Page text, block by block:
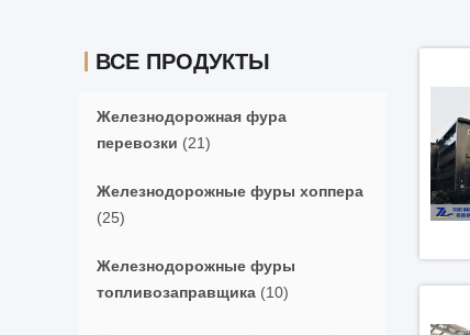
ВСЕ ПРОДУКТЫ
Железнодорожная фура
перевозки (21)
Железнодорожные фуры хоппера
(25)
Железнодорожные фуры
топливозаправщика (10)